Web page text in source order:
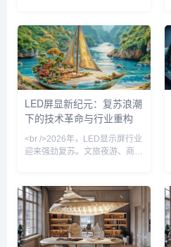
微米以下，巨量转移良率首次突
破99.9%，为超高清显示面板的
商用化扫清障碍。业内头部企业
相继发布基于玻璃基板的Micro
LED拼接屏，像素间距低至
P0.3，亮度与对比度达到OLED
水平，但寿命与功耗优势显著。
这一突破不仅解决了大尺寸显示
LED屏显新纪元：复苏浪潮
下的技术革命与行业重构
<br />2026年，LED显示屏行业
迎来强劲复苏。文旅夜游、商业
重获生机。据行业观察，上半年
主流厂商订单量普遍回升，尤其
是小间距LED在会议室、控制室
等专业显示领域的渗透率进一步
提升。与此同时，海外市场成为